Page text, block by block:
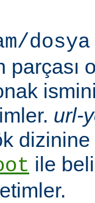
parçası
url-
ile